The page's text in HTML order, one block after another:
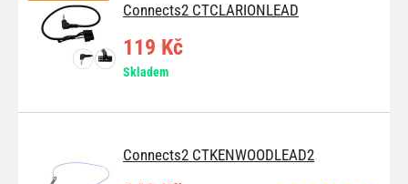
Connects2 CTCLARIONLEAD
119 Kč
Skladem
Connects2 CTKENWOODLEAD2